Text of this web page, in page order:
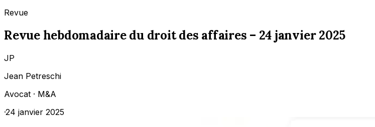
Revue
Revue hebdomadaire du droit des affaires – 24 janvier 2025
JP
Jean Petreschi
Avocat · M&A
·24 janvier 2025